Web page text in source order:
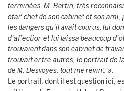
terminées, M. Bertin, très
était chef de son cabinet et son ami,
les dangers qu’il avait courus, lui
d’affection et lui laissa beaucoup
trouvaient dans son cabinet de
trouvait entre autres, le portrait de
de M. Desvoyes, tout me revint. ».
Le portrait, dont il est question ici,